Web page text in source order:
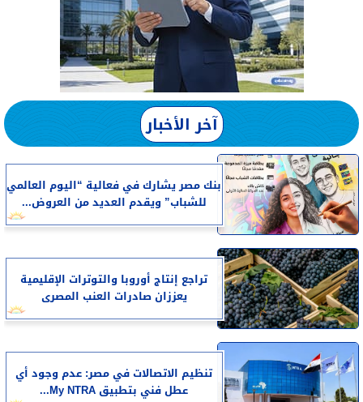
آخر الأخبار
بنك مصر يشارك في فعالية “اليوم العالمي
للشباب” ويقدم العديد من العروض...
تراجع إنتاج أوروبا والتوترات الإقليمية
يعززان صادرات العنب المصرى
تنظيم الاتصالات في مصر: عدم وجود أي
عطل فني بتطبيق My NTRA...